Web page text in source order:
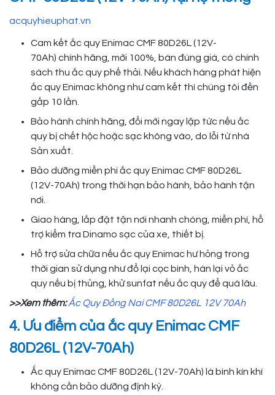
acquyhieuphat.vn
Cam kết ắc quy Enimac CMF 80D26L (12V-
70Ah) chính hãng, mới 100%, bán đúng giá, có chính
sách thu ắc quy phế thải. Nếu khách hàng phát hiện
ắc quy Enimac không như cam kết thì chúng tôi đền
gấp 10 lần.
Bảo hành chính hãng, đổi mới ngay lập tức nếu ắc
quy bị chết hộc hoặc sạc không vào, do lỗi từ nhà
Sản xuất.
Bảo dưỡng miễn phí ắc quy Enimac CMF 80D26L
(12V-70Ah) trong thời hạn bảo hành, bảo hành tận
nơi.
Giao hàng, lắp đặt tận nơi nhanh chóng, miễn phí, hỗ
trợ kiểm tra Dinamo sạc của xe, thiết bị.
Hỗ trợ sửa chữa nếu ắc quy Enimac hư hỏng trong
thời gian sử dụng như đổ lại cọc bình, hàn lại vỏ ắc
quy nếu bị thủng, khử sunfat nếu ắc quy để quá lâu.
>>Xem thêm:Ắc Quy Đồng Nai CMF 80D26L 12V 70Ah
4. Ưu điểm của ắc quy Enimac CMF
80D26L (12V-70Ah)
Ắc quy Enimac CMF 80D26L (12V-70Ah) là bình kín khí
không cần bảo dưỡng định kỳ.